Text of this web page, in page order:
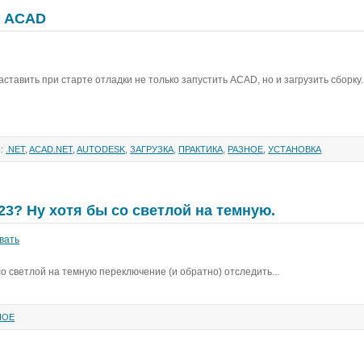
ACAD
при старте отладки не только запустить ACAD, но и загрузить сборку.
.NET,ACAD.NET,AUTODESK ,ЗАГРУЗКА ,ПРАКТИКА ,РАЗНОЕ ,УСТАНОВКА
Ну хотя бы со светлой на темную.
на темную переключение (и обратно) отследить...